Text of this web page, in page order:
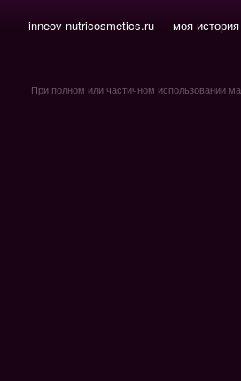
inneov-nutricosmetics.ru — моя
При полном или частичном использовании